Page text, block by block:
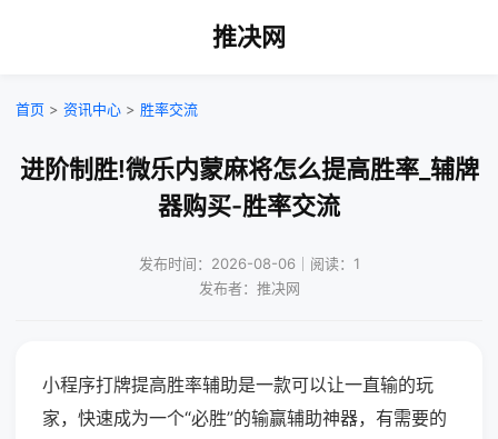
推决网
首页 > 资讯中心 > 胜率交流
进阶制胜!微乐内蒙麻将怎么提高胜率_辅牌
器购买-胜率交流
发布时间：2026-08-06｜阅读：1
发布者：推决网
小程序打牌提高胜率辅助是一款可以让一直输的玩
家，快速成为一个“必胜”的输赢辅助神器，有需要的